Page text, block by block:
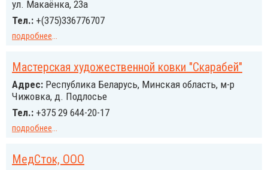
ул. Макаёнка, 23а
Тел.: +(375)336776707
подробнее...
Мастерская художественной ковки "Скарабей"
Адрес: Республика Беларусь, Минская область, м-р
Чижовка, д. Подлосье
Тел.: +375 29 644-20-17
подробнее...
МедСток, ООО